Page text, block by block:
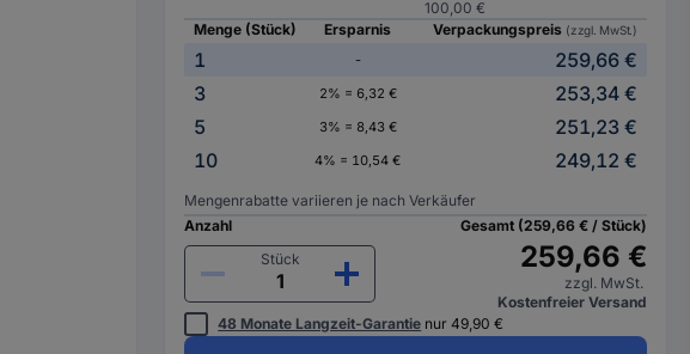
100,00 €
Menge (Stück)
Ersparnis Verpackungspreis (zzgl. MwSt.)
1 -
259,66 €
3
2% = 6,32 €
253,34 €
5
3% = 8,43 €
251,23 €
10
4% = 10,54 € 249,12 €
Mengenrabatte variieren je nach Verkäufer
Anzahl
Stück
Gesamt (259,66 € / Stück)
259,66 €
zzgl. MwSt.
Kostenfreier Versand
48 Monate Langzeit-Garantie nur 49,90 €